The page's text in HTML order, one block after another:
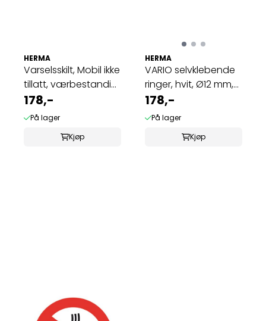
HERMA
Varselsskilt, Mobil ikke
tillatt, værbestandig,
1 ...
178,-
På lager
Kjøp
HERMA
VARIO selvklebende
ringer, hvit, Ø12 mm,
240 stk ...
178,-
På lager
Kjøp